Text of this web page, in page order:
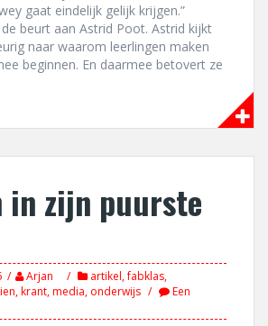
gaat eindelijk gelijk krijgen.”
beurt aan Astrid Poot. Astrid kijkt
naar waarom leerlingen maken
beginnen. En daarmee betovert ze
in zijn puurste
Arjan artikel,fabklas,
,krant,media, onderwijs
Een